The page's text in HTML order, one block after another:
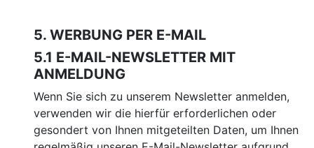
5. WERBUNG PER E-MAIL
5.1 E-MAIL-NEWSLETTER MIT
ANMELDUNG
Wenn Sie sich zu unserem Newsletter anmelden,
verwenden wir die hierfür erforderlichen oder
gesondert von Ihnen mitgeteilten Daten, um Ihnen